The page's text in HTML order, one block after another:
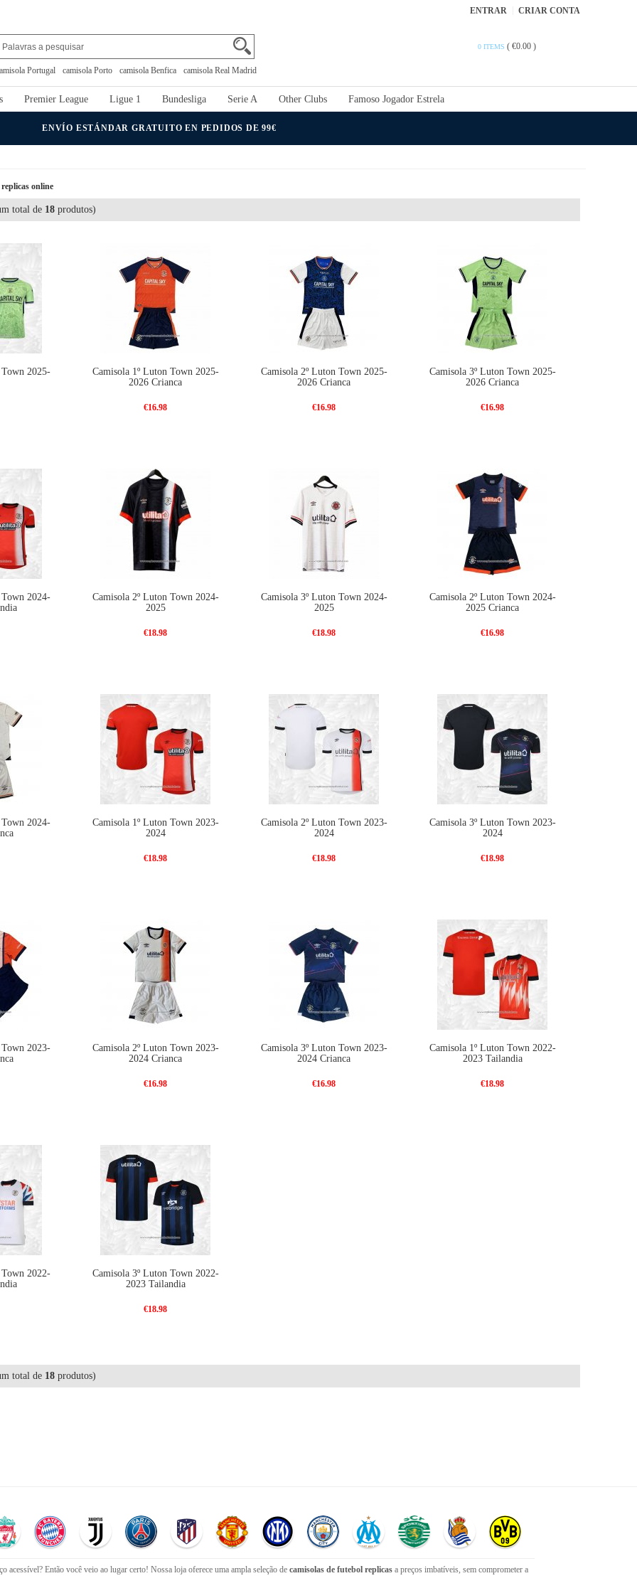
ENTRAR CRIAR CONTA
Portugal camisola Porto camisola Benfica camisola Real Madrid
0 ITEMS ( €0.00 )
Premier League Ligue 1 Bundesliga Serie A Other Clubs Famoso Jogador Estrela
ENVÍO ESTÁNDAR GRATUITO EN PEDIDOS DE 99€
online
total de 18 produtos)
2025-
Camisola 1º Luton Town 2025-
2026 Crianca
€16.98
Camisola 2º Luton Town 2025-
2026 Crianca
€16.98
Camisola 3º Luton Town 2025-
2026 Crianca
€16.98
2024-
Camisola 2º Luton Town 2024-
2025
€18.98
Camisola 3º Luton Town 2024-
2025
€18.98
Camisola 2º Luton Town 2024-
2025 Crianca
€16.98
2024-
Camisola 1º Luton Town 2023-
2024
€18.98
Camisola 2º Luton Town 2023-
2024
€18.98
Camisola 3º Luton Town 2023-
2024
€18.98
2023-
Camisola 2º Luton Town 2023-
2024 Crianca
€16.98
Camisola 3º Luton Town 2023-
2024 Crianca
€16.98
Camisola 1º Luton Town 2022-
2023 Tailandia
€18.98
2022-
Camisola 3º Luton Town 2022-
2023 Tailandia
€18.98
total de 18 produtos)
acessível? Então você veio ao lugar certo! Nossa loja oferece uma ampla seleção de camisolas de futebol replicas a preços imbatíveis, sem comprometer a